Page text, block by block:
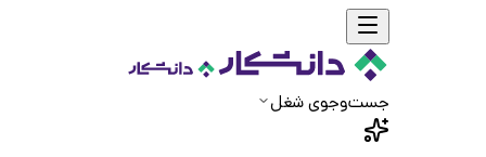
جست‌و‌جوی شغل